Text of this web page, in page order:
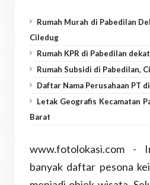
Rumah Murah di Pabedilan
Ciledug
Rumah KPR di Pabedilan
Rumah Subsidi di Pabedilan,
Daftar Nama Perusahaan PT
Letak Geografis Kecamatan
Barat
www.fotolokasi.com -
banyak daftar pesona